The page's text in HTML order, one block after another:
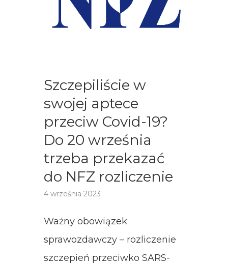
Szczepiliście w
swojej aptece
przeciw Covid-19?
Do 20 września
trzeba przekazać
do NFZ rozliczenie
4 września 2023
Ważny obowiązek
sprawozdawczy – rozliczenie
szczepień przeciwko SARS-